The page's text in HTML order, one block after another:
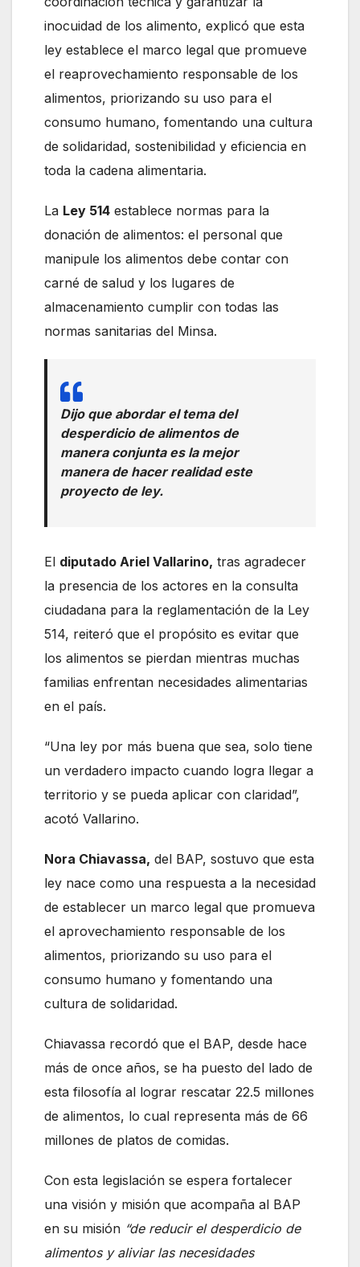
inocuidad de los alimento, explicó que esta
ley establece el marco legal que promueve
el reaprovechamiento responsable de los
alimentos, priorizando su uso para el
consumo humano, fomentando una cultura
de solidaridad, sostenibilidad y eficiencia en
toda la cadena alimentaria.
La Ley 514 establece normas para la
donación de alimentos: el personal que
manipule los alimentos debe contar con
carné de salud y los lugares de
almacenamiento cumplir con todas las
normas sanitarias del Minsa.
Dijo que abordar el tema del
desperdicio de alimentos de
manera conjunta es la mejor
manera de hacer realidad este
proyecto de ley.
El diputado Ariel Vallarino, tras agradecer
la presencia de los actores en la consulta
ciudadana para la reglamentación de la Ley
514, reiteró que el propósito es evitar que
los alimentos se pierdan mientras muchas
familias enfrentan necesidades alimentarias
en el país.
“Una ley por más buena que sea, solo tiene
un verdadero impacto cuando logra llegar a
territorio y se pueda aplicar con claridad”,
acotó Vallarino.
Nora Chiavassa, del BAP, sostuvo que esta
ley nace como una respuesta a la necesidad
de establecer un marco legal que promueva
el aprovechamiento responsable de los
alimentos, priorizando su uso para el
consumo humano y fomentando una
cultura de solidaridad.
Chiavassa recordó que el BAP, desde hace
más de once años, se ha puesto del lado de
esta filosofía al lograr rescatar 22.5 millones
de alimentos, lo cual representa más de 66
millones de platos de comidas.
Con esta legislación se espera fortalecer
una visión y misión que acompaña al BAP
en su misión “de reducir el desperdicio de
alimentos y aliviar las necesidades